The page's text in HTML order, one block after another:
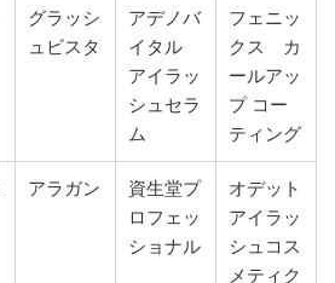
グラッシ
ュビスタ
アデノバ
イタル
アイラッ
シュセラ
ム
フェニッ
クス カ
ールアッ
プ コー
ティング
アラガン
資生堂プ
ロフェッ
ショナル
オデット
アイラッ
シュコス
メティク